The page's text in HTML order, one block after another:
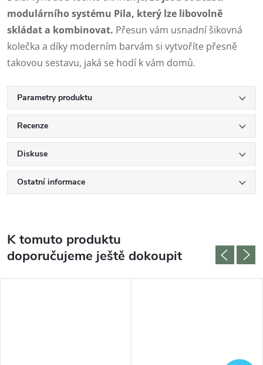
modulárního systému Pila, který lze libovolně
skládat a kombinovat. Přesun vám usnadní šikovná
kolečka a díky moderním barvám si vytvoříte přesně
takovou sestavu, jaká se hodí k vám domů.
Parametry produktu
Recenze
Diskuse
Ostatní informace
K tomuto produktu
doporučujeme ještě dokoupit